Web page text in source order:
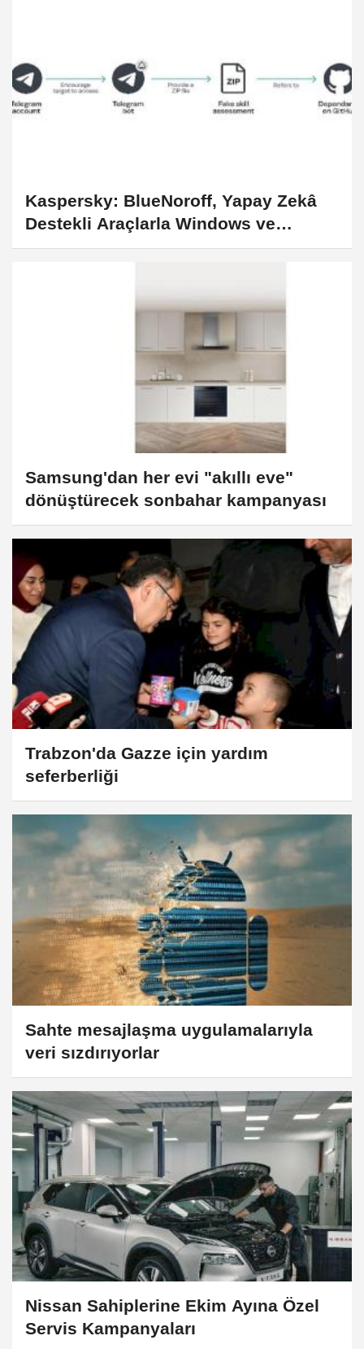
Kaspersky: BlueNoroff, Yapay Zekâ
Destekli Araçlarla Windows ve
macOS Üzerinden Üst Düzey
Samsung'dan her evi "akıllı eve"
dönüştürecek sonbahar kampanyası
Trabzon'da Gazze için yardım
seferberliği
Sahte mesajlaşma uygulamalarıyla
veri sızdırıyorlar
Nissan Sahiplerine Ekim Ayına Özel
Servis Kampanyaları